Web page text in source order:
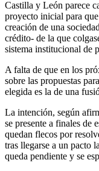
Castilla y León parece
proyecto inicial para que
creación de una
crédito- de la que
sistema institucional de
A falta de que en los
sobre las propuestas
elegida es la de una
La intención, según
se presente a finales de
quedan flecos por
tras llegarse a un pacto
queda pendiente y se